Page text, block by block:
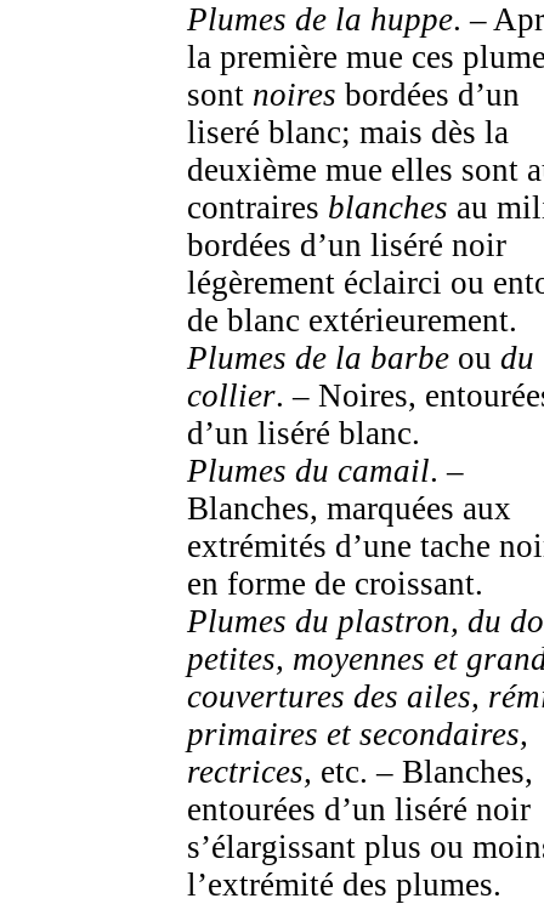
Plumes de la huppe. –
la première mue ces
sont noires bordées d’un
liseré blanc; mais dès la
deuxième mue elles sont
contraires blanches au
bordées d’un liséré noir
légèrement éclairci ou
de blanc extérieurement.
Plumes de la barbe ou du
collier. – Noires,
d’un liséré blanc.
Plumes du camail. –
Blanches, marquées aux
extrémités d’une tache
en forme de croissant.
Plumes du plastron, du
petites, moyennes et
couvertures des ailes,
primaires et secondaires,
rectrices, etc. – Blanches,
entourées d’un liséré noir
s’élargissant plus ou
l’extrémité des plumes.